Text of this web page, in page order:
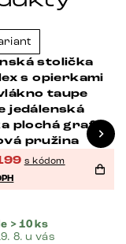
stolička
s opierkami
taupe
jedálenská
plochá grafit
pružina
s kódom
> 10 ks
8. u vás